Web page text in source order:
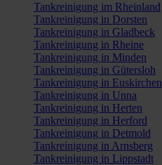
Tankreinigung im Rheinland
Tankreinigung in Dorsten
Tankreinigung in Gladbeck
Tankreinigung in Rheine
Tankreinigung in Minden
Tankreinigung in Gütersloh
Tankreinigung in Euskirchen
Tankreinigung in Unna
Tankreinigung in Herten
Tankreinigung in Herford
Tankreinigung in Detmold
Tankreinigung in Arnsberg
Tankreinigung in Lippstadt